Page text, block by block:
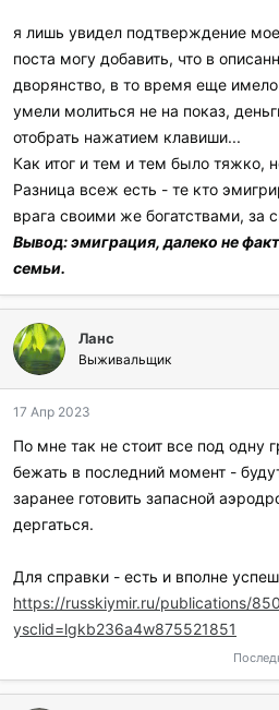
я лишь увидел подтверждение
поста могу добавить, что в
дворянство, в то время еще
умели молиться не на показ,
отобрать нажатием клавиши...
Как итог и тем и тем было тяжко,
Разница всеж есть - те кто
врага своими же богатствами, за
Вывод: эмиграция, далеко не
семьи.
Ланс
Выживальщик
17 Апр 2023
По мне так не стоит все под одну
бежать в последний момент -
заранее готовить запасной
дергаться.
Для справки - есть и вполне
https://russkiymir.ru/publications/
ysclid=lgkb236a4w875521851